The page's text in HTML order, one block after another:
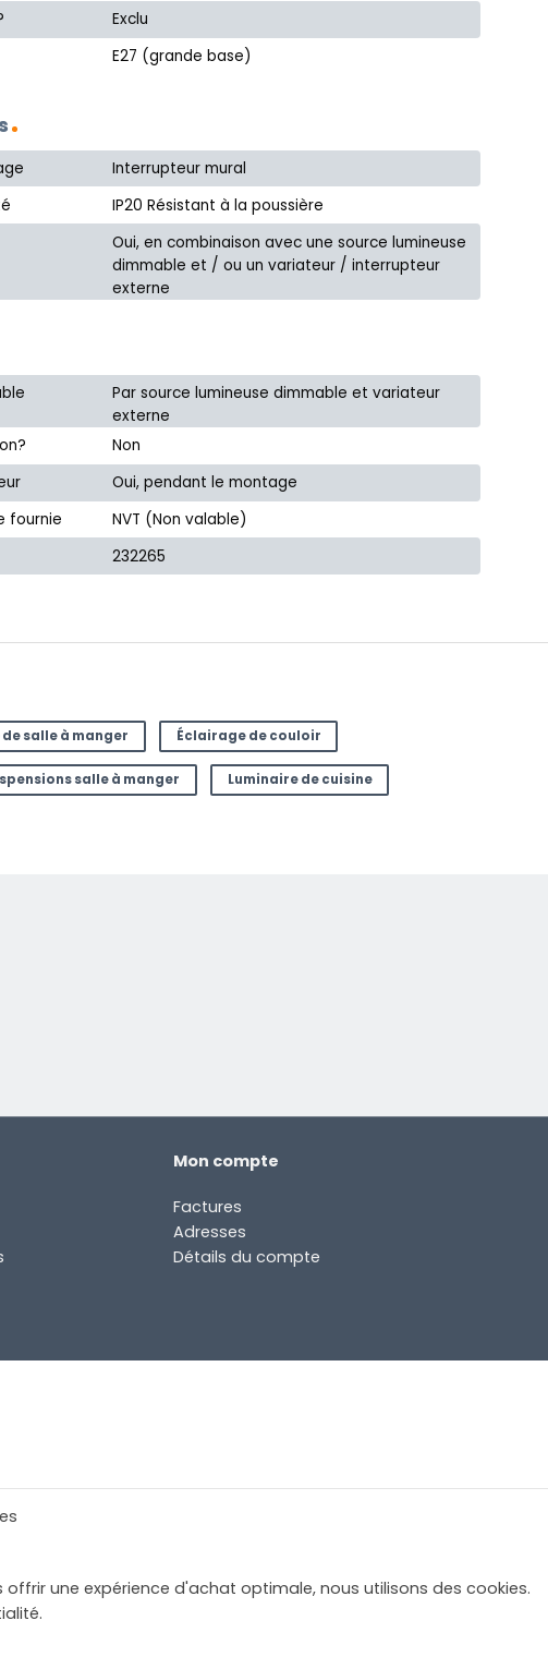
Exclu
E27 (grande base)
Interrupteur mural
IP20 Résistant à la poussière
Oui, en combinaison avec une source lumineuse
dimmable et / ou un variateur / interrupteur
externe
Par source lumineuse dimmable et variateur
externe
Non
Oui, pendant le montage
fournie
NVT (Non valable)
232265
salle à manger Éclairage de couloir
salle à manger Luminaire de cuisine
Mon compte
Factures
Adresses
Détails du compte
offrir une expérience d'achat optimale, nous utilisons des cookies.